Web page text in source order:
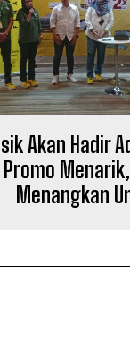
Akan Hadir
Menangkan